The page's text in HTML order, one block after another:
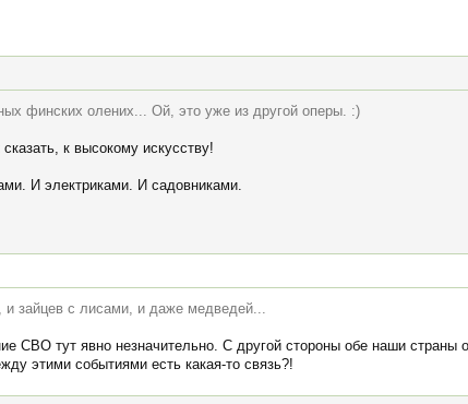
финских олених... Ой, это уже из другой оперы. :)
к высокому искусству!
И электриками. И садовниками.
зайцев с лисами, и даже медведей...
СВО тут явно незначительно. С другой стороны обе наши страны
этими событиями есть какая-то связь?!